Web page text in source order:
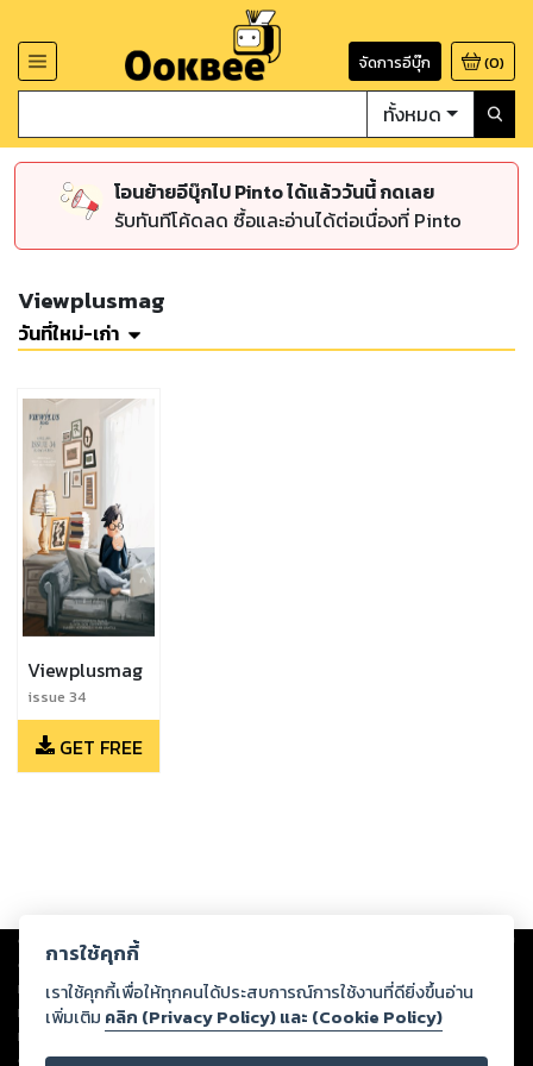
จัดการอีบุ๊ก (0)
ทั้งหมด
โอนย้ายอีบุ๊กไป Pinto ได้แล้ววันนี้ กดเลย
รับทันทีโค้ดลด ซื้อและอ่านได้ต่อเนื่องที่ Pinto
Viewplusmag
วันที่ใหม่-เก่า
Viewplusmag
issue 34
GET FREE
Copyright © 2026
ต่อผลงานหรือเนื้อหาใดที่อัปโหลดผ่านเว็บไซต์และปรากฏว่าละเมิดสิทธิใน
ทรัพย์สินทางปัญญาของบุคคลอื่นหรือขัดต่อกฎหมายและศีลธรรม ดังนั้น ผู้อ่าน
ทุกท่านโปรดใช้วิจารณญาณในการกลั่นกรองด้วยตนเอง และหากท่านพบว่าส่วน
หนึ่งส่วนใดขัดต่อกฎหมายและศีลธรรม กรุณาแจ้งมายังบริษัท เพื่อทีมงานจะได้
ดำเนินการในทันที ทั้งนี้ ทางสตอรี่ล็อกขอสงวนลิขสิทธิ์ตามพระราชบัญญัติ
การใช้คุกกี้
เราใช้คุกกี้เพื่อให้ทุกคนได้ประสบการณ์การใช้งานที่ดียิ่งขึ้นอ่าน
เพิ่มเติม คลิก (Privacy Policy) และ (Cookie Policy)